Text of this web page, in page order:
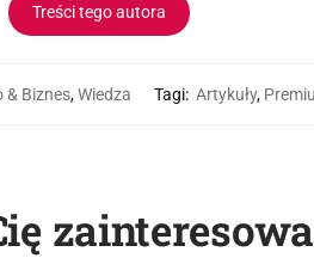
Treści tego autora
& Biznes,Wiedza Tagi: Artykuły,